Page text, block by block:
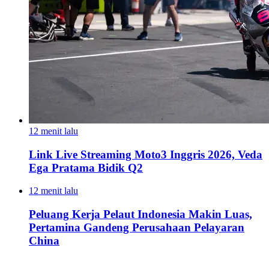
12 menit lalu
Link Live Streaming Moto3 Inggris 2026, Veda
Ega Pratama Bidik Q2
12 menit lalu
Peluang Kerja Pelaut Indonesia Makin Luas,
Pertamina Gandeng Perusahaan Pelayaran
China